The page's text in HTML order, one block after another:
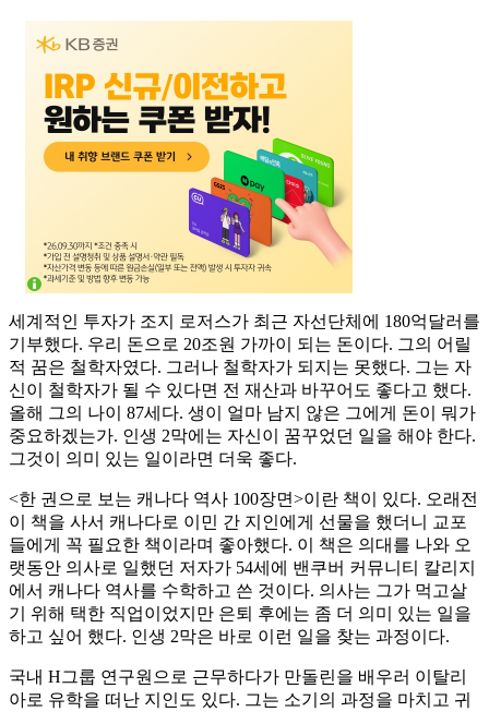
세계적인 투자가 조지 로저스가 최근 자선단체에 180억달러를
기부했다. 우리 돈으로 20조원 가까이 되는 돈이다. 그의 어릴
적 꿈은 철학자였다. 그러나 철학자가 되지는 못했다. 그는 자
신이 철학자가 될 수 있다면 전 재산과 바꾸어도 좋다고 했다.
올해 그의 나이 87세다. 생이 얼마 남지 않은 그에게 돈이 뭐가
중요하겠는가. 인생 2막에는 자신이 꿈꾸었던 일을 해야 한다.
그것이 의미 있는 일이라면 더욱 좋다.
<한 권으로 보는 캐나다 역사 100장면>이란 책이 있다. 오래전
이 책을 사서 캐나다로 이민 간 지인에게 선물을 했더니 교포
들에게 꼭 필요한 책이라며 좋아했다. 이 책은 의대를 나와 오
랫동안 의사로 일했던 저자가 54세에 밴쿠버 커뮤니티 칼리지
에서 캐나다 역사를 수학하고 쓴 것이다. 의사는 그가 먹고살
기 위해 택한 직업이었지만 은퇴 후에는 좀 더 의미 있는 일을
하고 싶어 했다. 인생 2막은 바로 이런 일을 찾는 과정이다.
국내 H그룹 연구원으로 근무하다가 만돌린을 배우러 이탈리
아로 유학을 떠난 지인도 있다. 그는 소기의 과정을 마치고 귀